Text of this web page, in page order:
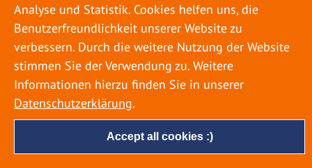
URLAUB RICHTIG PLANEN – ROHRBRUCH
VERHINDERN
18. MAI 2022
Accept all cookies :)
Analyse und Statistik. Cookies helfen uns, die
Benutzerfreundlichkeit unserer Website zu
verbessern. Durch die weitere Nutzung der Website
stimmen Sie der Verwendung zu. Weitere
Informationen hierzu finden Sie in unserer
Datenschutzerklärung.